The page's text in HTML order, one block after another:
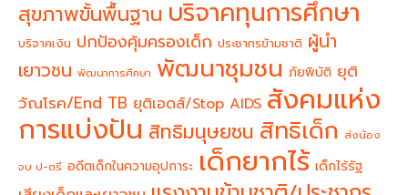
สุขภาพขั้นพื้นฐาน บริจาคทุนการศึกษา
บริจาคเงิน ปกป้องคุ้มครองเด็ก ประชากรข้ามชาติ ผู้นำ
เยาวชน พัฒนาการศึกษา พัฒนาชุมชน ภัยพิบัติ ยุติ
วัณโรค/End TB ยุติเอดส์/Stop AIDS สังคมแห่ง
การแบ่งปัน สิทธิมนุษยชน สิทธิเด็ก ส่งน้อง
จบ ป-ตรี อดีตเด็กในความอุปการะ เด็กยากไร้ เด็กไร้รัฐ